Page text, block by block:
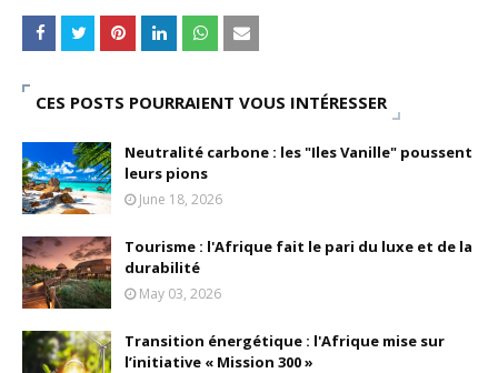
CES POSTS POURRAIENT VOUS INTÉRESSER
Neutralité carbone : les "Iles Vanille" poussent
leurs pions
June 18, 2026
Tourisme : l'Afrique fait le pari du luxe et de la
durabilité
May 03, 2026
Transition énergétique : l'Afrique mise sur
l’initiative « Mission 300 »